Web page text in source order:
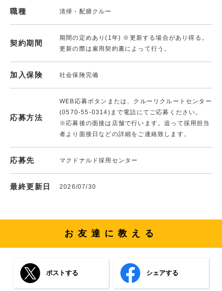
職種 清掃・配膳クルー
契約期間
期間の定めあり(1年) ※更新する場合があり得る。
更新の際は雇用契約書によって行う。
加入保険 社会保険完備
応募方法
WEB応募ボタンまたは、クルーリクルートセンター
(0570-55-0314)まで電話にてご応募ください。
※応募後の面接は店舗で行います。追って採用担当
者より面接日などの詳細をご連絡致します。
応募先 マクドナルド採用センター
最終更新日 2026/07/30
お友達に教える
ポストする シェアする